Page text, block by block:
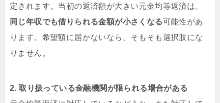
定されます。当初の返済額が大きい元金均等返済は、
同じ年収でも借りられる金額が小さくなる可能性があ
ります。希望額に届かないなら、そもそも選択肢にな
りません。
2. 取り扱っている金融機関が限られる場合がある